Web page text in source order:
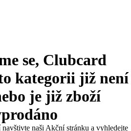
se, Clubcard
kategorii již není
je již zboží
naši Akční stránku a vyhledejte